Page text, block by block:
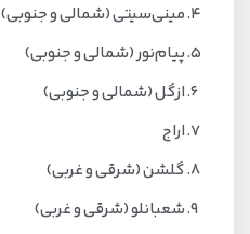
مینی‌سیتی (شمالی و جنوبی)
پیام‌نور (شمالی و جنوبی)
ازگل (شمالی و جنوبی)
اراج
گلشن (شرقی و غربی)
شعبانلو (شرقی و غربی)